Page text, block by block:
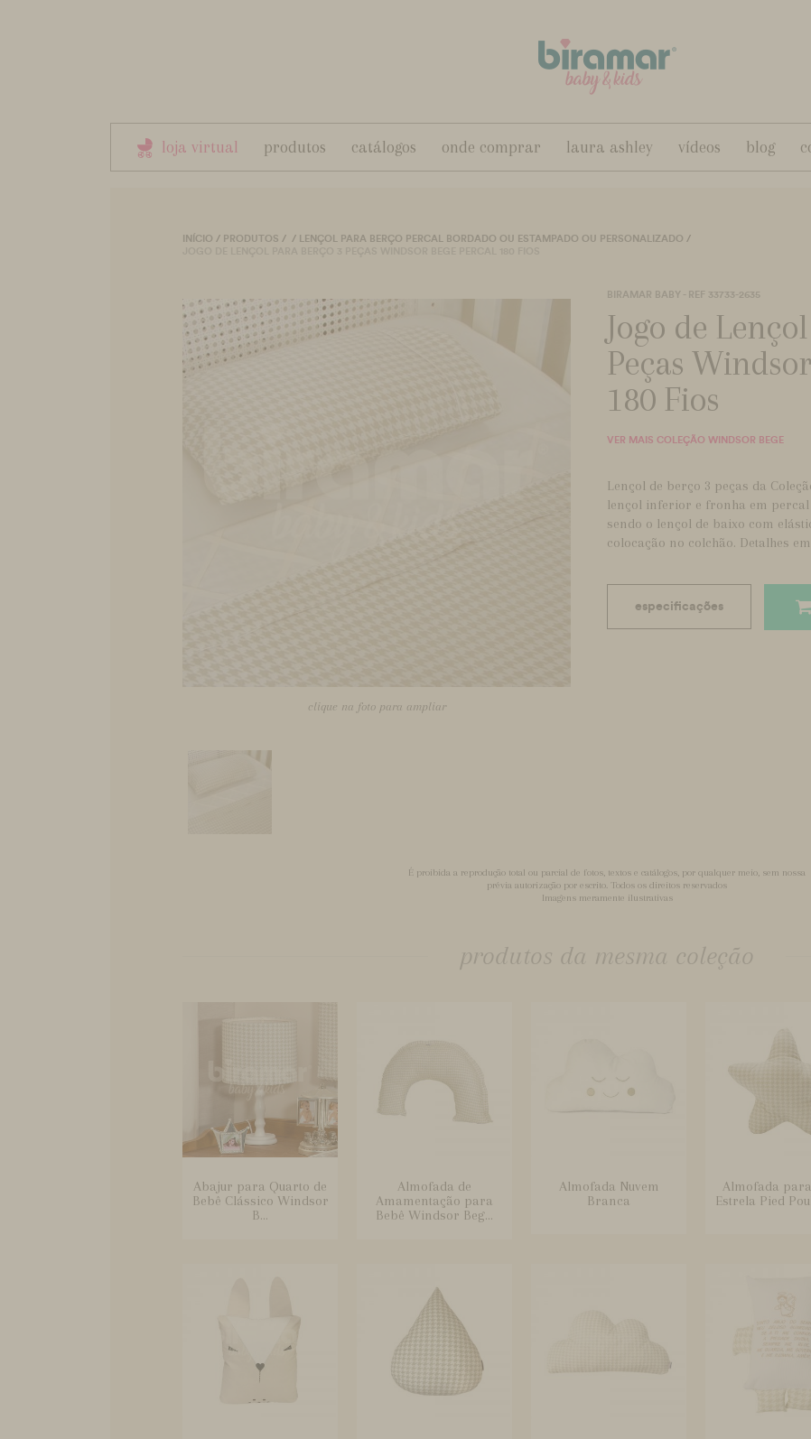
loja virtual produtos catálogos onde comprar laura ashley vídeos blog
INÍCIO / PRODUTOS / / LENÇOL PARA BERÇO PERCAL BORDADO OU ESTAMPADO OU PERSONALIZADO /
clique na foto para ampliar
BIRAMAR BABY - REF 33733-2635
Jogo de
Peças
180 Fios
VER MAIS COLEÇÃO WINDSOR BEGE
Lençol de berço 3 peças da
lençol inferior e fronha em percal
sendo o lençol de baixo com
colocação no colchão. Detalhes
especificações
É proibida a reprodução total ou parcial de fotos, textos e catálogos, por qualquer meio, sem nossa
prévia autorização por escrito. Todos os direitos reservados
Imagens meramente ilustrativas
produtos da mesma coleção
Abajur para Quarto de
Bebê Clássico Windsor
B...
Almofada de
Amamentação para
Bebê Windsor Beg...
Almofada Nuvem
Branca
Almofada
Estrela Pied